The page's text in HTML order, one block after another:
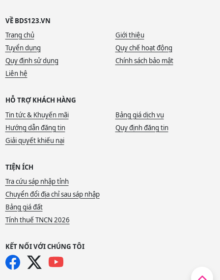
VỀ BDS123.VN
Trang chủ
Giới thiệu
Tuyển dụng
Quy chế hoạt động
Quy định sử dụng
Chính sách bảo mật
Liên hệ
HỖ TRỢ KHÁCH HÀNG
Tin tức & Khuyến mãi
Bảng giá dịch vụ
Hướng dẫn đăng tin
Quy định đăng tin
Giải quyết khiếu nại
TIỆN ÍCH
Tra cứu sáp nhập tỉnh
Chuyển đổi địa chỉ sau sáp nhập
Bảng giá đất
Tính thuế TNCN 2026
KẾT NỐI VỚI CHÚNG TÔI